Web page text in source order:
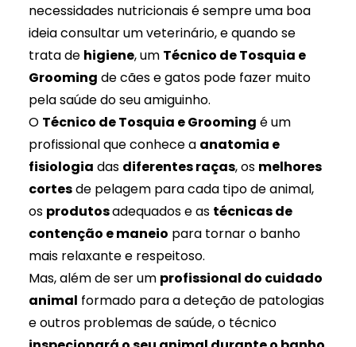
necessidades nutricionais é sempre uma boa
ideia consultar um veterinário, e quando se
trata de higiene, um Técnico de Tosquia e
Grooming de cães e gatos pode fazer muito
pela saúde do seu amiguinho.
O Técnico de Tosquia e Grooming é um
profissional que conhece a anatomia e
fisiologia das diferentes raças, os melhores
cortesde pelagem para cada tipo de animal,
os produtosadequados e as técnicas de
contenção e maneio para tornar o banho
mais relaxante e respeitoso.
Mas, além de ser um profissional do cuidado
animal formado para a deteção de patologias
e outros problemas de saúde, o técnico